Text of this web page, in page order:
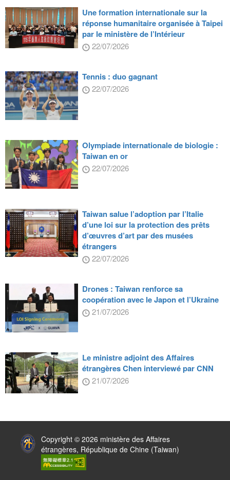
Une formation internationale sur la
réponse humanitaire organisée à Taipei
par le ministère de l’Intérieur
22/07/2026
Tennis : duo gagnant
22/07/2026
Olympiade internationale de biologie :
Taiwan en or
22/07/2026
Taiwan salue l’adoption par l’Italie
d’une loi sur la protection des prêts
d’œuvres d’art par des musées
étrangers
22/07/2026
Drones : Taiwan renforce sa
coopération avec le Japon et l’Ukraine
21/07/2026
Le ministre adjoint des Affaires
étrangères Chen interviewé par CNN
21/07/2026
Copyright © 2026 ministère des Affaires
étrangères, République de Chine (Taiwan)